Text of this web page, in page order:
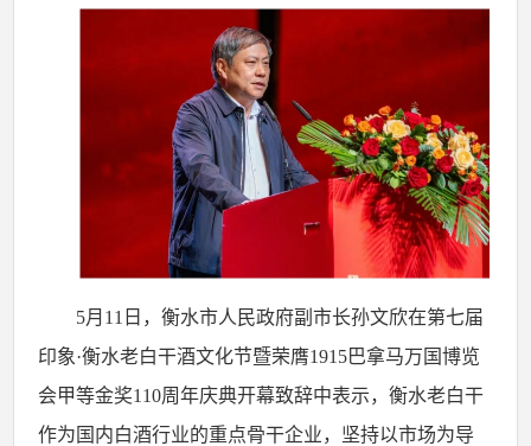
5月11日，衡水市人民政府副市长孙文欣在第七届
印象·衡水老白干酒文化节暨荣膺1915巴拿马万国博览
会甲等金奖110周年庆典开幕致辞中表示，衡水老白干
作为国内白酒行业的重点骨干企业，坚持以市场为导